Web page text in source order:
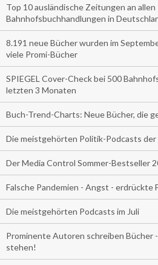
Top 10 ausländische Zeitungen an allen
Bahnhofsbuchhandlungen in
8.191 neue Bücher wurden im
viele Promi-Bücher
SPIEGEL Cover-Check bei 500
letzten 3 Monaten
Buch-Trend-Charts: Neue Bücher, die
Die meistgehörten Politik-Podcasts
Der Media Control Sommer-Bestseller
Falsche Pandemien - Angst - erdrückte
Die meistgehörten Podcasts im Juli
Prominente Autoren schreiben Bücher
stehen!